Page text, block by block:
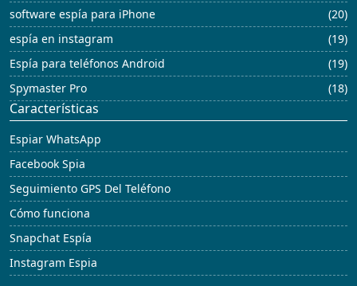
software espía para iPhone
(20)
espía en instagram
(19)
Espía para teléfonos Android
(19)
Spymaster Pro
(18)
Características
Espiar WhatsApp
Facebook Spia
Seguimiento GPS Del Teléfono
Cómo funciona
Snapchat Espía
Instagram Espia